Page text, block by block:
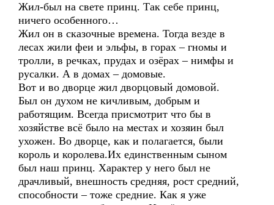
Жил-был на свете принц. Так себе принц,
ничего особенного…
Жил он в сказочные времена. Тогда везде в
лесах жили феи и эльфы, в горах – гномы и
тролли, в речках, прудах и озёрах – нимфы и
русалки. А в домах – домовые.
Вот и во дворце жил дворцовый домовой.
Был он духом не кичливым, добрым и
работящим. Всегда присмотрит что бы в
хозяйстве всё было на местах и хозяин был
ухожен. Во дворце, как и полагается, были
король и королева.Их единственным сыном
был наш принц. Характер у него был не
драчливый, внешность средняя, рост средний,
способности – тоже средние. Как я уже